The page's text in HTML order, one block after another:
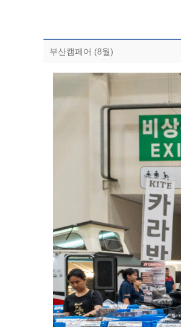
부산캠페어 (8월)